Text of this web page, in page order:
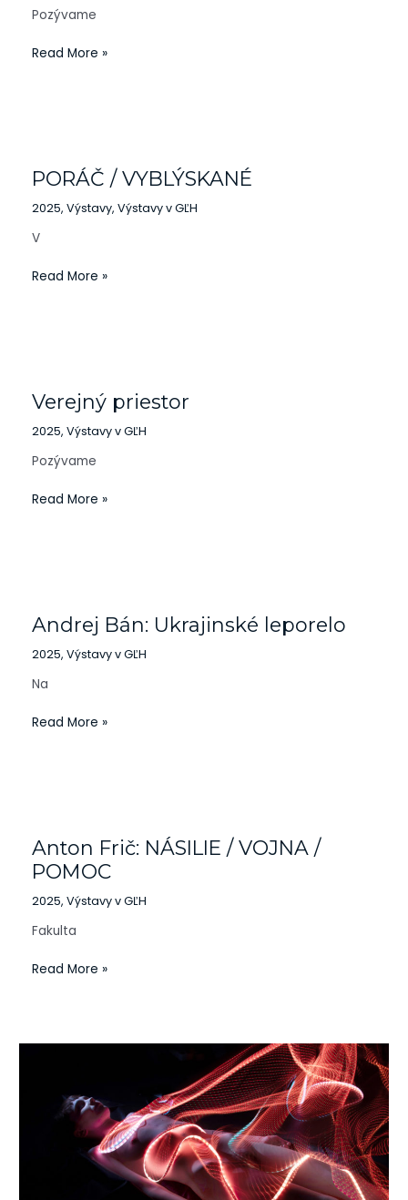
Pozývame
Read More »
PORÁČ / VYBLÝSKANÉ
2025, Výstavy, Výstavy v GĽH
V
VYBLÝSKANÉ
Read More »
Verejný priestor
2025, Výstavy v GĽH
Pozývame
Read More »
Andrej Bán: Ukrajinské leporelo
2025, Výstavy v GĽH
Na
Ukrajinské
Read More »
Anton Frič: NÁSILIE / VOJNA /
POMOC
2025, Výstavy v GĽH
Fakulta
NÁSILIE
/
/
POMOC
Read More »